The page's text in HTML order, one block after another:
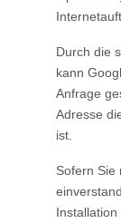
Durch die
kann
Anfrage
Adresse
ist.
Sofern Sie